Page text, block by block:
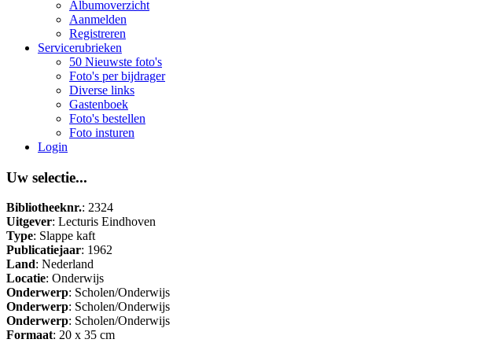
Albumoverzicht
Aanmelden
Registreren
Servicerubrieken
50 Nieuwste foto's
Foto's per bijdrager
Diverse links
Gastenboek
Foto's bestellen
Foto insturen
Login
Uw selectie...
Bibliotheeknr.: 2324
Uitgever: Lecturis Eindhoven
Type: Slappe kaft
Publicatiejaar: 1962
Land: Nederland
Locatie: Onderwijs
Onderwerp: Scholen/Onderwijs
Onderwerp: Scholen/Onderwijs
Onderwerp: Scholen/Onderwijs
Formaat: 20 x 35 cm